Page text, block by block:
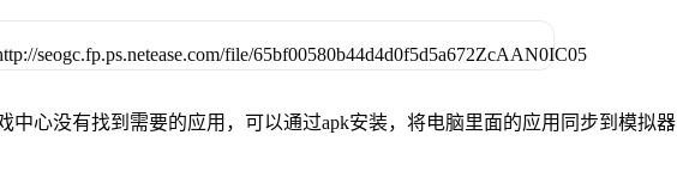
中心没有找到需要的应用，可以通过apk安装，将电脑里面的应用同步到模拟器